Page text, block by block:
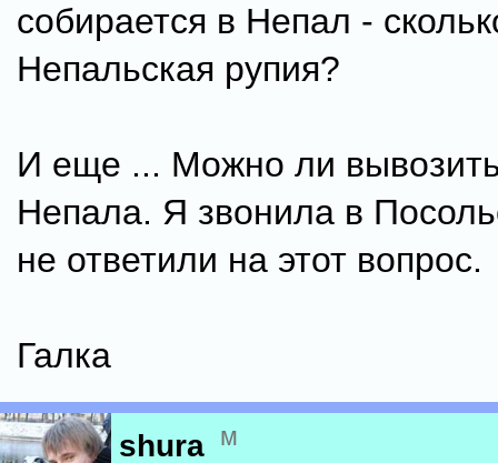
собирается в Непал -
Непальская рупия?
И еще ... Можно ли
Непала. Я звонила в
не ответили на этот вопрос.
Галка
shura м